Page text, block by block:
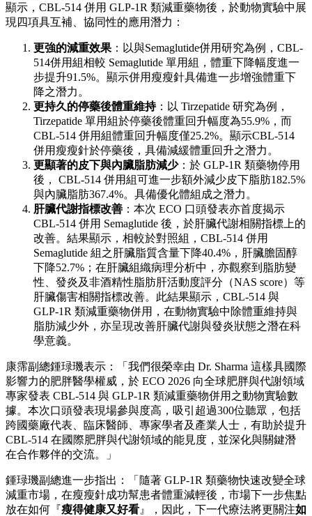
顯示，CBL-514 併用 GLP-1R 類減重藥物後，於動物實驗中展
現四項具互補、協同性的應用潛力：
更強的減重效果 ：以與Semaglutide併用研究為例，CBL-
514併用組相較 Semaglutide 單用組，體重下降幅度進一
步提升91.5%。顯示併用瘦瘦針具備進一步增強體重下
降之潛力。
更持久的停藥後體重維持：以 Tirzepatide 研究為例，
Tirzepatide 單用組於停藥後體重回升幅度為55.9%，而
CBL-514 併用組體重回升幅度僅25.2%。顯示CBL-514
併用瘦瘦針於停藥後，具備減緩體重回升之潛力。
更顯著的皮下與內臟脂肪減少：於 GLP-1R 類藥物停用
後， CBL-514 併用組可進一步額外減少皮下脂肪182.5%
與內臟脂肪367.4%。具備優化體組成之潛力。
肝臟代謝指標改善 ：本次 ECO 口頭發表亦首度揭示
CBL-514 併用 Semaglutide 後，於肝臟代謝相關指標上的
改善。結果顯示，相較於對照組，CBL-514 併用
Semaglutide 組之 肝臟脂質含量下降40.4%，肝臟膽固醇
下降52.7% ；在肝臟組織病理分析中，亦觀察到脂肪變
性、發炎及非酒精性脂肪肝活動度評分（NAS score）等
肝臟傷害相關指標改善。此結果顯示，CBL-514 與
GLP-1R 類減重藥物併用，在動物實驗中除體重維持與
脂肪減少外，亦呈現改善肝臟代謝與發炎狀態之潛在科
學意義。
康霈副總鍾琭璣表示：「我們很榮幸由 Dr. Sharma 這樣具國際
影響力的肥胖醫學權威，於 ECO 2026 向全球肥胖與代謝領域
專家發表 CBL-514 與 GLP-1R 類減重藥物併用之動物實驗數
據。本次口頭發表現場參與度高，吸引超過300位聽眾，包括
跨國藥廠代表、臨床醫師、專家學者及產業人士，有助於提升
CBL-514 在國際肥胖與代謝領域的能見度，並深化與關鍵潛
在合作夥伴的交流。」
鍾琭璣副總進一步指出：「隨著 GLP-1R 類藥物快速改變全球
減重市場，在瘦瘦針成功幫患者體重減輕後，市場下一步焦點
放在如何『瘦得健康又好看 』，因此，下一代療法將更關注如